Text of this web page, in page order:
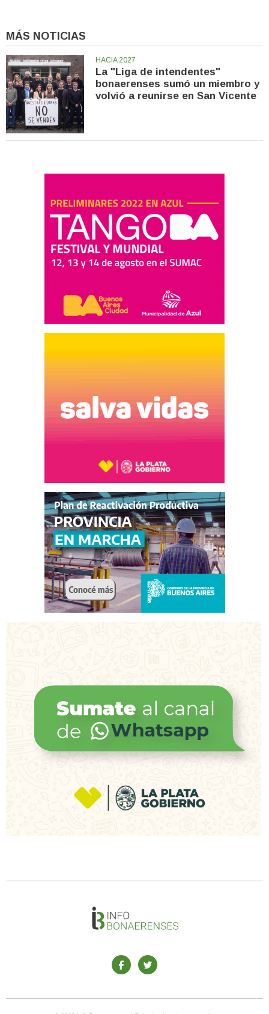
MÁS NOTICIAS
HACIA 2027
La "Liga de intendentes"
bonaerenses sumó un miembro y
volvió a reunirse en San Vicente